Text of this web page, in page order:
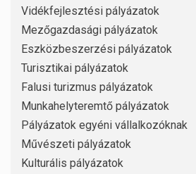
Vidékfejlesztési pályázatok
Mezőgazdasági pályázatok
Eszközbeszerzési pályázatok
Turisztikai pályázatok
Falusi turizmus pályázatok
Munkahelyteremtő pályázatok
Pályázatok egyéni vállalkozóknak
Művészeti pályázatok
Kulturális pályázatok